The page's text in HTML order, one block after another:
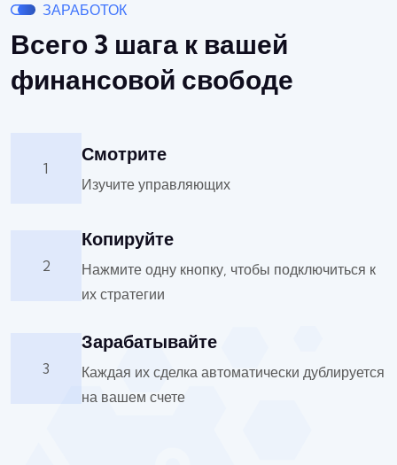
ЗАРАБОТОК
Всего 3 шага к вашей
финансовой свободе
1
Смотрите
Изучите управляющих
2
Копируйте
Нажмите одну кнопку, чтобы подключиться к
их стратегии
3
Зарабатывайте
Каждая их сделка автоматически дублируется
на вашем счете